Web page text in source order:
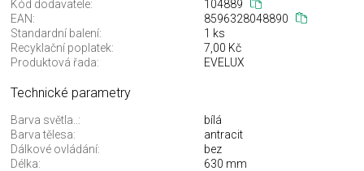
Kód dodavatele:
104889
EAN:
8596328048890
Standardní balení:
1 ks
Recyklační poplatek:
7,00 Kč
Produktová řada:
EVELUX
Technické parametry
Barva světla..:
bílá
Barva tělesa:
antracit
Dálkové ovládání:
bez
Délka:
630 mm